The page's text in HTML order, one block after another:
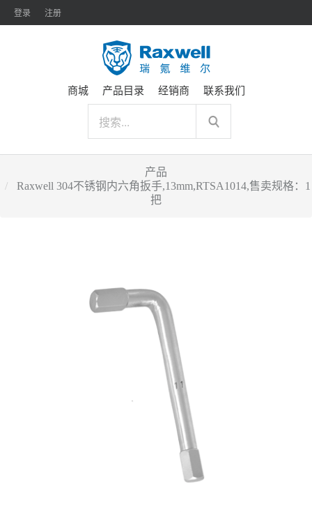
登录 注册
商城 产品目录 经销商 联系我们
产品
Raxwell 304不锈钢内六角扳手,13mm,RTSA1014,售卖规格：1
把